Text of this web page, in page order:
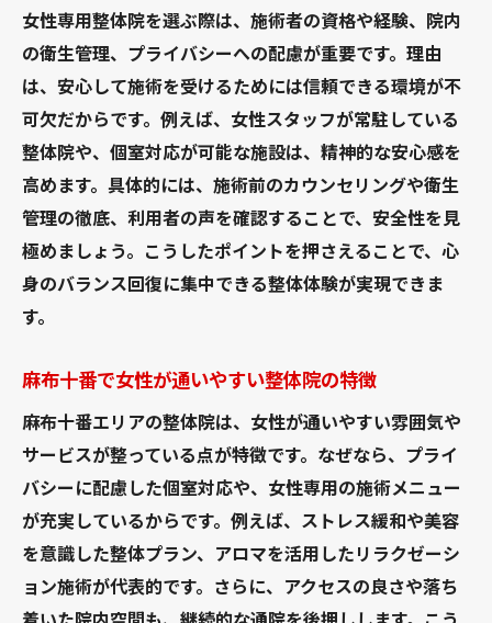
女性専用整体院を選ぶ際は、施術者の資格や経験、院内
の衛生管理、プライバシーへの配慮が重要です。理由
は、安心して施術を受けるためには信頼できる環境が不
可欠だからです。例えば、女性スタッフが常駐している
整体院や、個室対応が可能な施設は、精神的な安心感を
高めます。具体的には、施術前のカウンセリングや衛生
管理の徹底、利用者の声を確認することで、安全性を見
極めましょう。こうしたポイントを押さえることで、心
身のバランス回復に集中できる整体体験が実現できま
す。
麻布十番で女性が通いやすい整体院の特徴
麻布十番エリアの整体院は、女性が通いやすい雰囲気や
サービスが整っている点が特徴です。なぜなら、プライ
バシーに配慮した個室対応や、女性専用の施術メニュー
が充実しているからです。例えば、ストレス緩和や美容
を意識した整体プラン、アロマを活用したリラクゼーシ
ョン施術が代表的です。さらに、アクセスの良さや落ち